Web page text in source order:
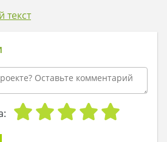
участка.
В гостиной убраны
получилась просторная
и кухню. Роскошный камин в
согреть тех, кто пришел с
прямо в сад расширяет
Рядом с местом где
текст